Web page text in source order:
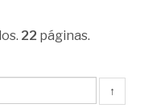
22 páginas.
↑